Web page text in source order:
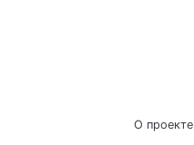
О проекте